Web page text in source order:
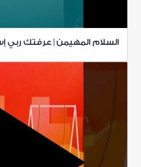
السلام المهيمن | عرفتك ربي